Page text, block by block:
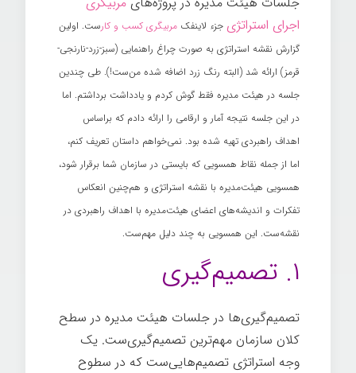
اجرای استراتژی جزء لاینفک مربیگری کسب و کارست. اولین
گزارش نقشه استراتژی به صورت چراغ راهنمایی (سبز-زرد-نارنجی-
قرمز) ارائه شد (البته رنگ زرد اضافه شده من‌ست!). طی چندین
جلسه در هیئت مدیره فقط گوش کردم و یادداشت برداشتم. اما
در این جلسه نتیجه آمار و ارقامی را ارائه دادم که براساس
اهداف راهبردی تهیه شده بود. نمی‌خواهم داستان تعریف کنم،
اما از جمله نقاط همسویی که بایستی در سازمان شما برقرار شود،
همسویی هیئت‌مدیره با نقشه استراتژی و هم‌چنین انعکاس
تفکرات و اندیشه‌های اعضای هیئت‌مدیره با اهداف راهبردی در
نقشه‌ست. این همسویی به چند دلیل مهم‌ست.
۱. تصمیم‌گیری
تصمیم‌گیری‌ها در جلسات هیئت مدیره در سطح
کلان سازمان مهم‌ترین تصمیم‌گیری‌ست. یک
وجه استراتژی تصمیم‌هایی‌ست که در سطوح